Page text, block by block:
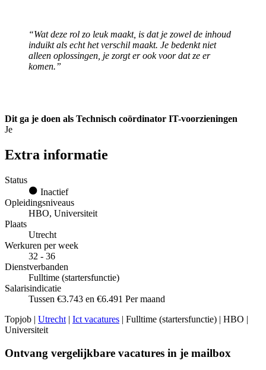
“Wat deze rol zo leuk maakt, is dat je zowel de inhoud
induikt als echt het verschil maakt. Je bedenkt niet
alleen oplossingen, je zorgt er ook voor dat ze er
komen.”
Dit ga je doen als Technisch coördinator IT-voorzieningen
Je
Extra informatie
Status
Inactief
Opleidingsniveaus
HBO, Universiteit
Plaats
Utrecht
Werkuren per week
32 - 36
Dienstverbanden
Fulltime (startersfunctie)
Salarisindicatie
Tussen €3.743 en €6.491 Per maand
Topjob | Utrecht | Ict vacatures | Fulltime (startersfunctie) | HBO |
Universiteit
Ontvang vergelijkbare vacatures in je mailbox